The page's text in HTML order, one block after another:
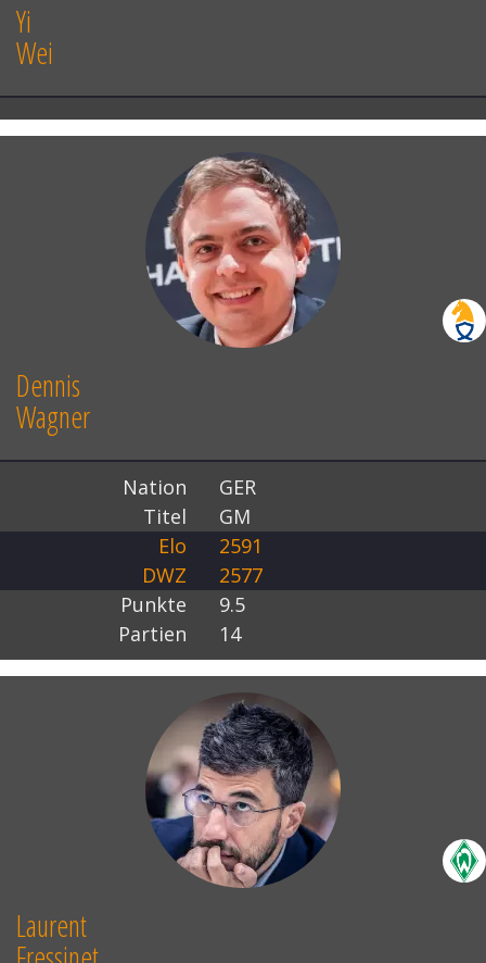
Yi
Wei
Dennis
Wagner
Nation
GER
Titel
GM
Elo
2591
DWZ
2577
Punkte
9.5
Partien
14
Laurent